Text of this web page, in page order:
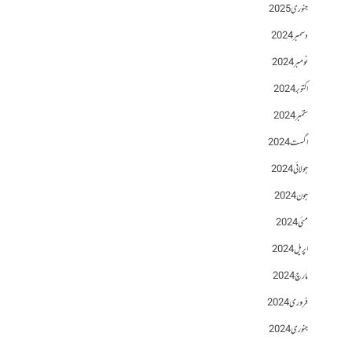
جنوری 2025
دسمبر 2024
نومبر 2024
اکتوبر 2024
ستمبر 2024
اگست 2024
جولائی 2024
جون 2024
مئی 2024
اپریل 2024
مارچ 2024
فروری 2024
جنوری 2024